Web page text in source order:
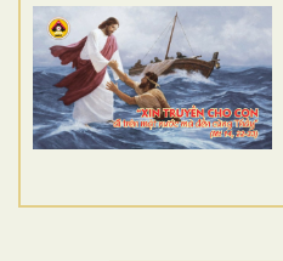
DÒNG TU
BAN MỤC VỤ
ĐOÀN THỂ CG
ĐIỂM HÀNH HƯƠNG